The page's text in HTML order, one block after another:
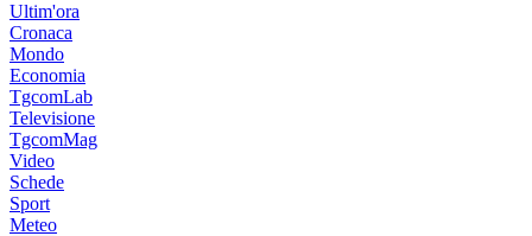
Ultim'ora
Cronaca
Mondo
Economia
TgcomLab
Televisione
TgcomMag
Video
Schede
Sport
Meteo